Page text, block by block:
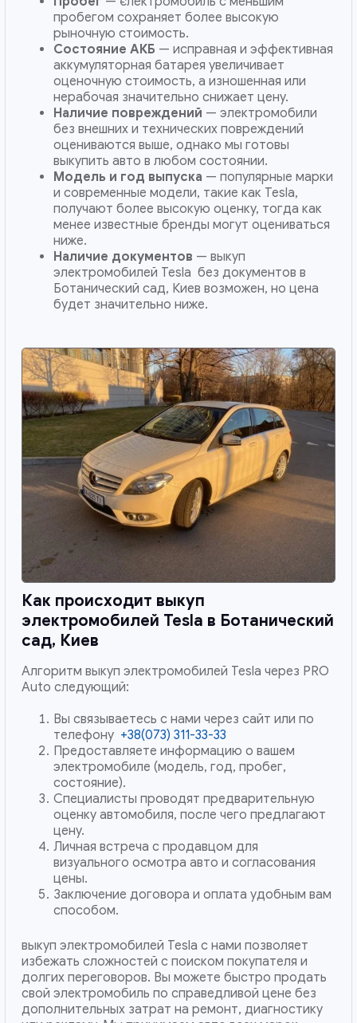
пробегом сохраняет более высокую
рыночную стоимость.
Состояние АКБ — исправная и эффективная
аккумуляторная батарея увеличивает
оценочную стоимость, а изношенная или
нерабочая значительно снижает цену.
Наличие повреждений — электромобили
без внешних и технических повреждений
оцениваются выше, однако мы готовы
выкупить авто в любом состоянии.
Модель и год выпуска — популярные марки
и современные модели, такие как Tesla,
получают более высокую оценку, тогда как
менее известные бренды могут оцениваться
ниже.
Наличие документов — выкуп
электромобилей Tesla без документов в
Ботанический сад, Киев возможен, но цена
будет значительно ниже.
Как происходит выкуп
электромобилей Tesla в Ботанический
сад, Киев
Алгоритм выкуп электромобилей Tesla через PRO
Auto следующий:
Вы связываетесь с нами через сайт или по
телефону +38(073) 311-33-33
Предоставляете информацию о вашем
электромобиле (модель, год, пробег,
состояние).
Специалисты проводят предварительную
оценку автомобиля, после чего предлагают
цену.
Личная встреча с продавцом для
визуального осмотра авто и согласования
цены.
Заключение договора и оплата удобным вам
способом.
выкуп электромобилей Tesla с нами позволяет
избежать сложностей с поиском покупателя и
долгих переговоров. Вы можете быстро продать
свой электромобиль по справедливой цене без
дополнительных затрат на ремонт, диагностику